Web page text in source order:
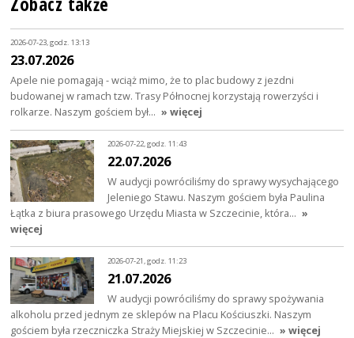
2026-07-23, godz. 13:13
23.07.2026
Apele nie pomagają - wciąż mimo, że to plac budowy z jezdni
budowanej w ramach tzw. Trasy Północnej korzystają rowerzyści i
rolkarze. Naszym gościem był… » więcej
2026-07-22, godz. 11:43
22.07.2026
W audycji powróciliśmy do sprawy wysychającego
Jeleniego Stawu. Naszym gościem była Paulina
Łątka z biura prasowego Urzędu Miasta w Szczecinie, która… »
więcej
2026-07-21, godz. 11:23
21.07.2026
W audycji powróciliśmy do sprawy spożywania
alkoholu przed jednym ze sklepów na Placu Kościuszki. Naszym
gościem była rzeczniczka Straży Miejskiej w Szczecinie… » więcej